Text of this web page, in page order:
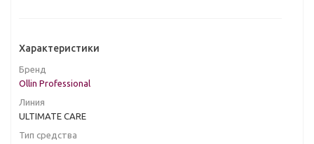
Характеристики
Бренд
Ollin Professional
Линия
ULTIMATE CARE
Тип средства